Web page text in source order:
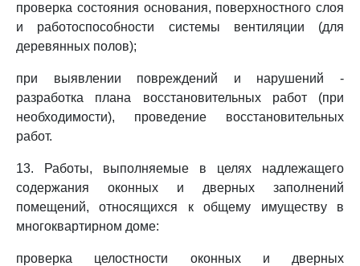
проверка состояния основания, поверхностного слоя
и работоспособности системы вентиляции (для
деревянных полов);
при выявлении повреждений и нарушений -
разработка плана восстановительных работ (при
необходимости), проведение восстановительных
работ.
13. Работы, выполняемые в целях надлежащего
содержания оконных и дверных заполнений
помещений, относящихся к общему имуществу в
многоквартирном доме:
проверка целостности оконных и дверных